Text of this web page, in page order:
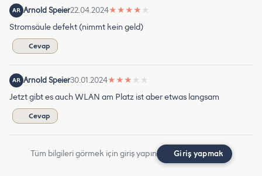
AR Arnold Speier22.04.2024★ ★ ★ ★ ★
Stromsäule defekt (nimmt kein geld)
Cevap
AR Arnold Speier30.01.2024★ ★ ★ ★ ★
Jetzt gibt es auch WLAN am Platz ist aber etwas langsam
Cevap
Tüm bilgileri görmek için giriş yapın Giriş yapmak